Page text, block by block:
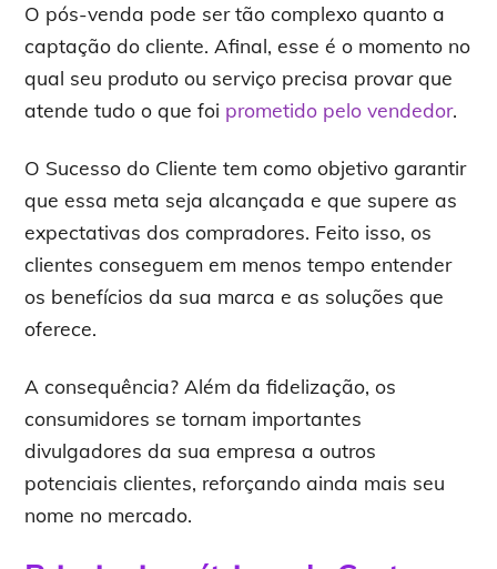
O pós-venda pode ser tão complexo quanto a
captação do cliente. Afinal, esse é o momento no
qual seu produto ou serviço precisa provar que
atende tudo o que foi prometido pelo vendedor.
O Sucesso do Cliente tem como objetivo garantir
que essa meta seja alcançada e que supere as
expectativas dos compradores. Feito isso, os
clientes conseguem em menos tempo entender
os benefícios da sua marca e as soluções que
oferece.
A consequência? Além da fidelização, os
consumidores se tornam importantes
divulgadores da sua empresa a outros
potenciais clientes, reforçando ainda mais seu
nome no mercado.